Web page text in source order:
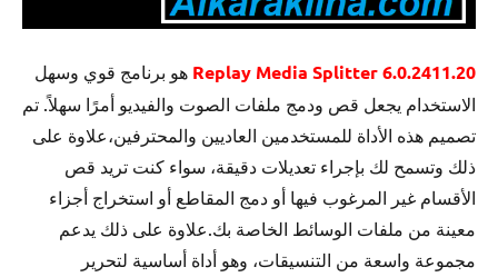
Replay Media Splitter 6.0.2411.20 هو برنامج قوي وسهل
الاستخدام يجعل قص ودمج ملفات الصوت والفيديو أمرًا سهلاً. تم
تصميم هذه الأداة للمستخدمين العاديين والمحترفين،علاوة على
ذلك وتسمح لك بإجراء تعديلات دقيقة، سواء كنت تريد قص
الأقسام غير المرغوب فيها أو دمج المقاطع أو استخراج أجزاء
معينة من ملفات الوسائط الخاصة بك.علاوة على ذلك يدعم
مجموعة واسعة من التنسيقات، وهو أداة أساسية لتحرير